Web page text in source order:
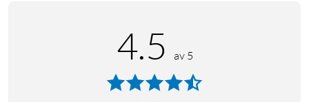
Vatten, färgämne (karamelliserat socker), syror
(fosforsyra, citronsyra), surhetsreglerande medel
(natriumcitrater, kaliumcitrat), sötningsmedel (acesulfam K,
4.5 av 5